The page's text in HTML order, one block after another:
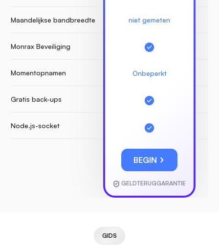
Maandelijkse bandbreedte
Monrax Beveiliging
Momentopnamen
Gratis back-ups
Node.js-socket
niet gemeten
Onbeperkt
BEGIN
GELDTERUGGARANTIE
GIDS